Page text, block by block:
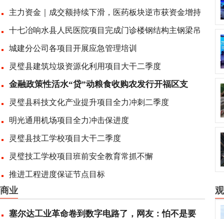
主力资金｜成交额持续下滑，医药板块逆市获资金增持
十七冶响水县人民医院项目完成门诊楼钢结构主钢梁吊
城建分公司各项目开展应急管理培训
灵璧县建筑垃圾资源化利用项目大干二季度
金融政策性活水“贷”动粮食收购农发行开福区支
灵璧县科技文化产业提升项目全力冲刺二季度
明光通用机场项目全力冲击保进度
灵璧县技工学校项目大干二季度
灵璧技工学校项目班前安全教育常抓不懈
推进工程进度保证节点目标
商业
塞尔达工业革命卷到数字电路了，网友：怕不是要